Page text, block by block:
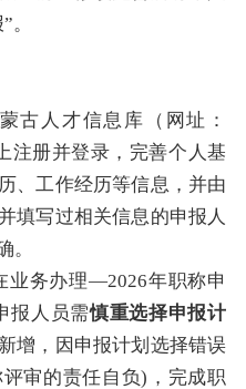
”。
古人才信息库（网址：
注册并登录，完善个人基
、工作经历等信息，并由
填写过相关信息的申报人
。
业务办理—2026年职称申
报人员需慎重选择申报计
增，因申报计划选择错误
审的责任自负) ，完成职